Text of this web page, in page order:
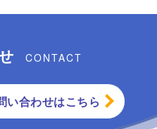
CONTACT
い合わせはこちら